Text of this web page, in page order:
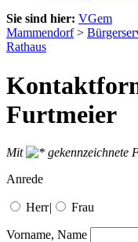
Sie sind hier: VGem
Mammendorf>
Rathaus
Furtmeier
Mit
gekennzeichnete
Anrede
Herr| Frau
Vorname, Name